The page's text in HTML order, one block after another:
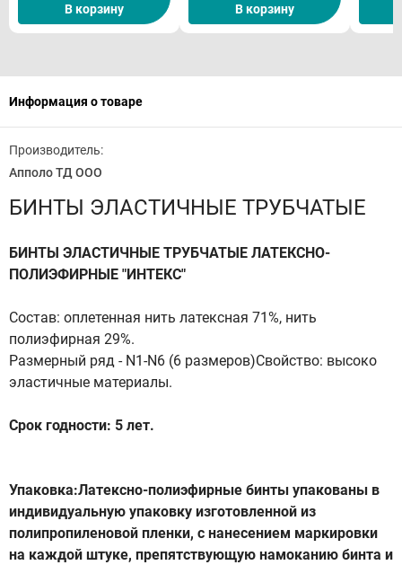
В корзину В корзину
Информация о товаре
Производитель:
Апполо ТД ООО
БИНТЫ ЭЛАСТИЧНЫЕ ТРУБЧАТЫЕ
БИНТЫ ЭЛАСТИЧНЫЕ ТРУБЧАТЫЕ ЛАТЕКСНО-
ПОЛИЭФИРНЫЕ "ИНТЕКС"
Состав: оплетенная нить латексная 71%, нить
полиэфирная 29%.
Размерный ряд - N1-N6 (6 размеров)Свойство: высоко
эластичные материалы.
Срок годности: 5 лет.
Упаковка:Латексно-полиэфирные бинты упакованы в
индивидуальную упаковку изготовленной из
полипропиленовой пленки, с нанесением маркировки
на каждой штуке, препятствующую намоканию бинта и